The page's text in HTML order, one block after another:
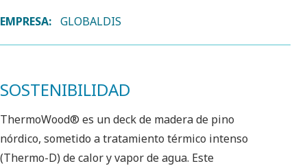
EMPRESA: GLOBALDIS
SOSTENIBILIDAD
ThermoWood® es un deck de madera de pino
nórdico, sometido a tratamiento térmico intenso
(Thermo-D) de calor y vapor de agua. Este